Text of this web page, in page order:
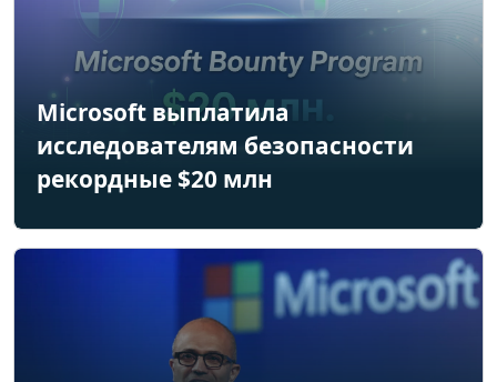
Microsoft выплатила
исследователям безопасности
рекордные $20 млн